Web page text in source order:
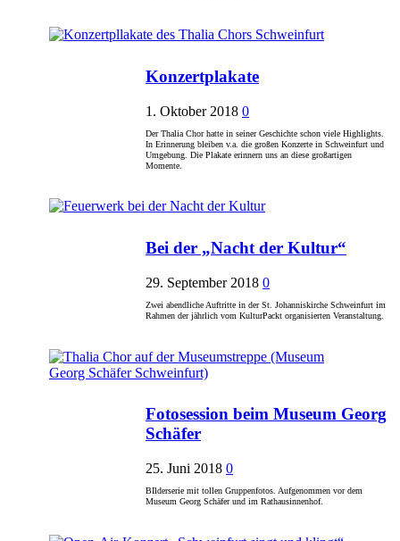
Konzertplakate
1. Oktober 2018 0
Der Thalia Chor hatte in seiner Geschichte schon viele Highlights.
In Erinnerung bleiben v.a. die großen Konzerte in Schweinfurt und
Umgebung. Die Plakate erinnern uns an diese großartigen
Momente.
Bei der „Nacht der Kultur“
29. September 2018 0
Zwei abendliche Auftritte in der St. Johanniskirche Schweinfurt im
Rahmen der jährlich vom KulturPackt organisierten Veranstaltung.
Fotosession beim Museum Georg
Schäfer
25. Juni 2018 0
BIlderserie mit tollen Gruppenfotos. Aufgenommen vor dem
Museum Georg Schäfer und im Rathausinnenhof.